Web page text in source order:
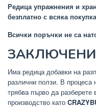
Редица упражнения и
безплатно с всяка
Всички поръчки не са
Има редица добавки на
различни ползи. В процеса
трябва първо да
производство като